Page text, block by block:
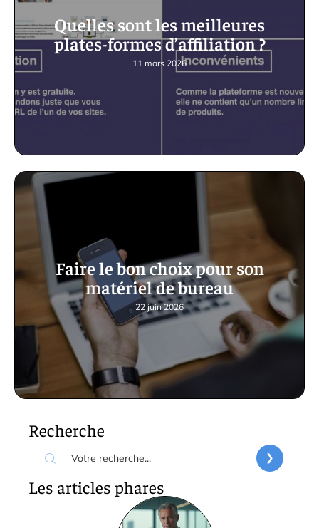
Quelles sont les meilleures
plates-formes d’affiliation ?
11 mars 2026
Faire le bon choix pour son
matériel de bureau
22 juin 2026
Recherche
Les articles phares